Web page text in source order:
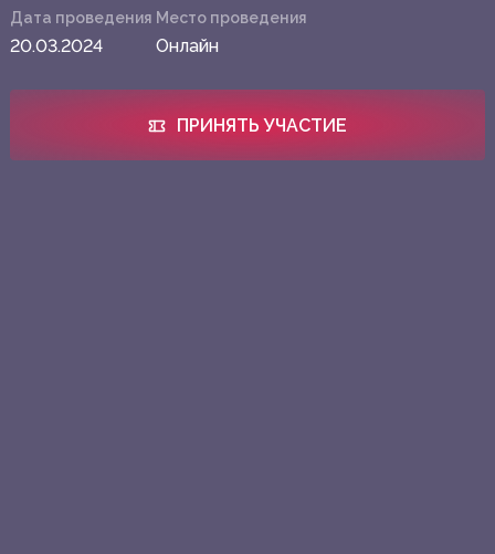
Дата проведения
20.03.2024
Место проведения
Онлайн
ПРИНЯТЬ УЧАСТИЕ